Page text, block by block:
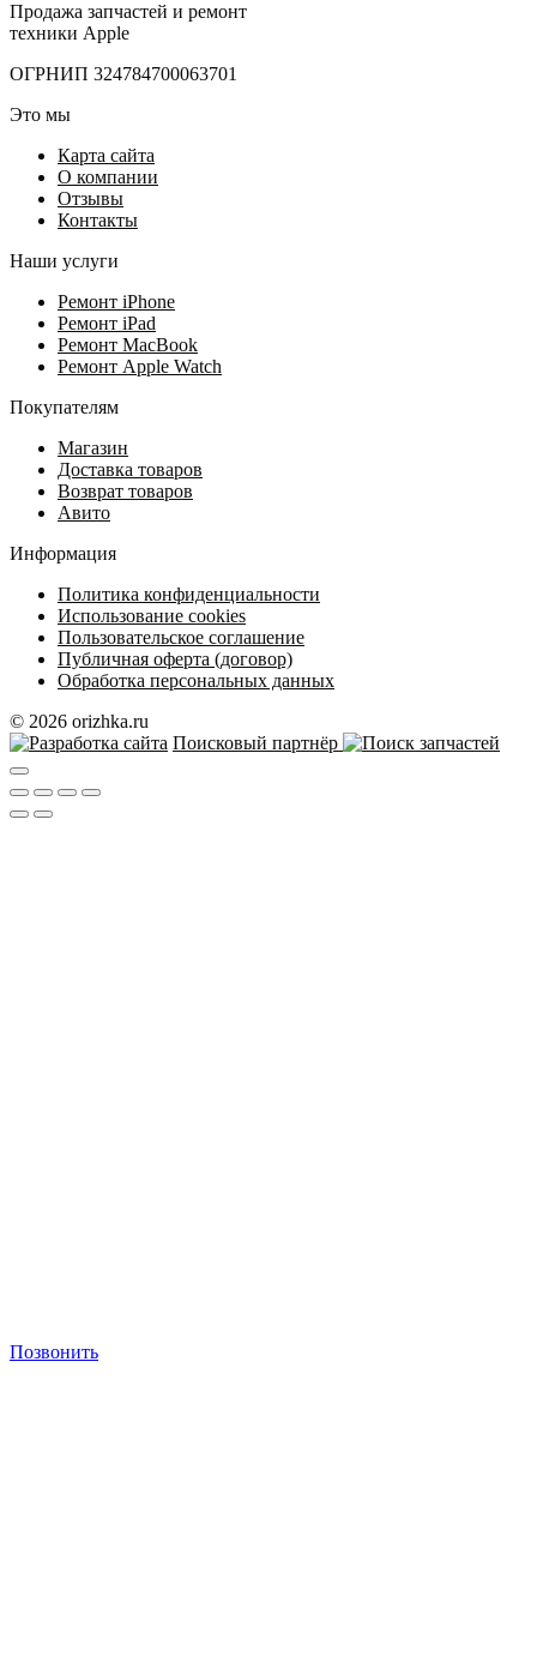
Продажа запчастей и ремонт
техники Apple
ОГРНИП 324784700063701
Это мы
Карта сайта
О компании
Отзывы
Контакты
Наши услуги
Ремонт iPhone
Ремонт iPad
Ремонт MacBook
Ремонт Apple Watch
Покупателям
Магазин
Доставка товаров
Возврат товаров
Авито
Информация
Политика конфиденциальности
Использование cookies
Пользовательское соглашение
Публичная оферта (договор)
Обработка персональных данных
© 2026 orizhka.ru
Поисковый партнёр
Позвонить